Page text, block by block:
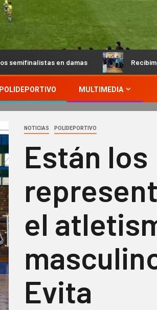
Recibimos la visita de
POLIDEPORTIVO MULTIMEDIA
NOTICIAS POLIDEPORTIVO
Están los
el
Evita